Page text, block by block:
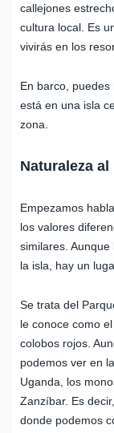
callejones
cultura local. Es
vivirás en los
En barco,
está en una isla
zona.
Naturaleza al
Empezamos
los valores
similares.
la isla, hay un
Se trata del
le conoce como
colobos rojos.
podemos ver en
Uganda, los
Zanzíbar. Es
donde podemos